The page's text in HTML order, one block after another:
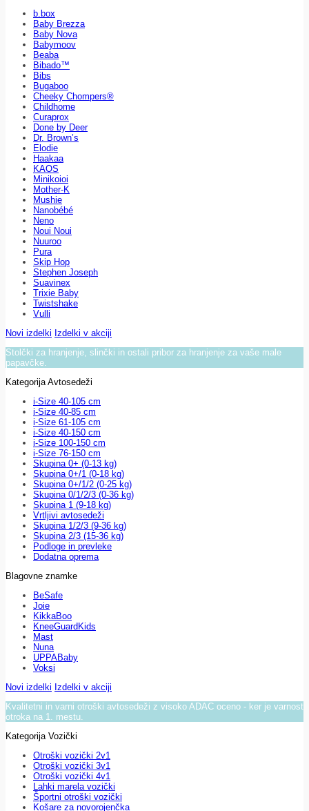
b.box
Baby Brezza
Baby Nova
Babymoov
Beaba
Bibado™
Bibs
Bugaboo
Cheeky Chompers®
Childhome
Curaprox
Done by Deer
Dr. Brown’s
Elodie
Haakaa
KAOS
Minikoioi
Mother-K
Mushie
Nanobébé
Neno
Noui Noui
Nuuroo
Pura
Skip Hop
Stephen Joseph
Suavinex
Trixie Baby
Twistshake
Vulli
Novi izdelki Izdelki v akciji
Stolčki za hranjenje, slinčki in ostali pribor za hranjenje za vaše male
papavčke.
Kategorija Avtosedeži
i-Size 40-105 cm
i-Size 40-85 cm
i-Size 61-105 cm
i-Size 40-150 cm
i-Size 100-150 cm
i-Size 76-150 cm
Skupina 0+ (0-13 kg)
Skupina 0+/1 (0-18 kg)
Skupina 0+/1/2 (0-25 kg)
Skupina 0/1/2/3 (0-36 kg)
Skupina 1 (9-18 kg)
Vrtljivi avtosedeži
Skupina 1/2/3 (9-36 kg)
Skupina 2/3 (15-36 kg)
Podloge in prevleke
Dodatna oprema
Blagovne znamke
BeSafe
Joie
KikkaBoo
KneeGuardKids
Mast
Nuna
UPPABaby
Voksi
Novi izdelki Izdelki v akciji
Kvalitetni in varni otroški avtosedeži z visoko ADAC oceno - ker je varnost
otroka na 1. mestu.
Kategorija Vozički
Otroški vozički 2v1
Otroški vozički 3v1
Otroški vozički 4v1
Lahki marela vozički
Športni otroški vozički
Košare za novorojenčka